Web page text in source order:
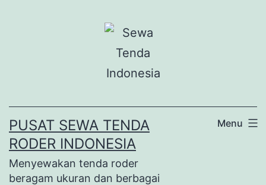
PUSAT SEWA TENDA
RODER INDONESIA
Menyewakan tenda roder
beragam ukuran dan berbagai
Menu